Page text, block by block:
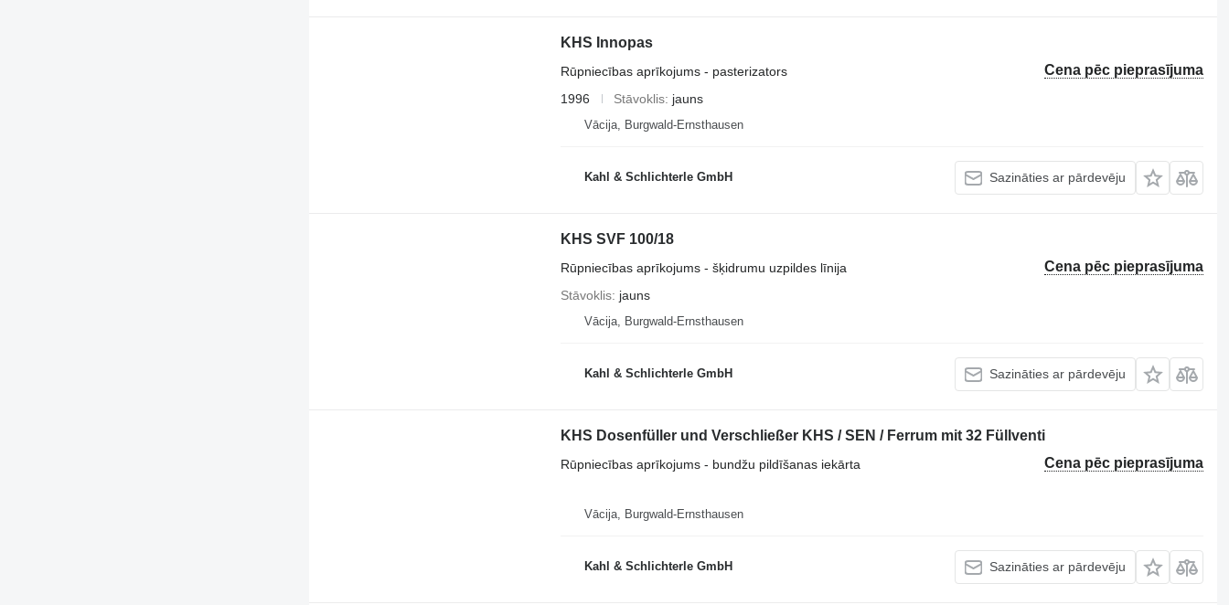
KHS Innopas
Cena pēc pieprasījuma
Rūpniecības aprīkojums - pasterizators
1996
Stāvoklis jauns
Vācija, Burgwald-Ernsthausen
Kahl & Schlichterle GmbH Sazināties ar pārdevēju
KHS SVF 100/18
Cena pēc pieprasījuma
Rūpniecības aprīkojums - šķidrumu uzpildes līnija
Stāvoklis jauns
Vācija, Burgwald-Ernsthausen
Kahl & Schlichterle GmbH Sazināties ar pārdevēju
KHS Dosenfüller und Verschließer KHS / SEN / Ferrum mit 32 Füllventi
Cena pēc pieprasījuma
Rūpniecības aprīkojums - bundžu pildīšanas iekārta
Vācija, Burgwald-Ernsthausen
Kahl & Schlichterle GmbH Sazināties ar pārdevēju